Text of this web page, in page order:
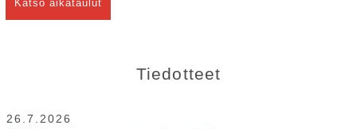
Katso aikataulut
Tiedotteet
26.7.2026